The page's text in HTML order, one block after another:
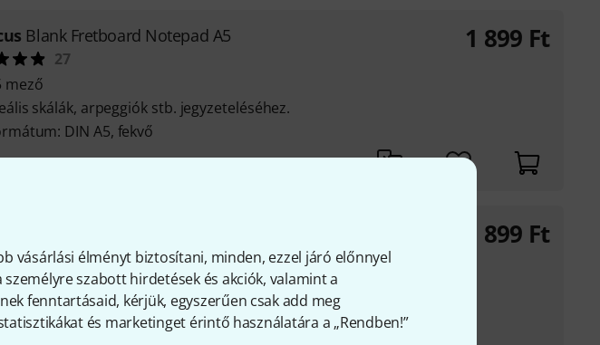
vásárlási élményt biztosítani, minden, ezzel járó előnnyel
szabott hirdetések és akciók, valamint a
fenntartásaid, kérjük, egyszerűen csak add meg
és marketinget érintő használatára a „Rendben!”
Blank Fretboard Notepad A5
27
mező
skálák, arpeggiók stb. jegyzeteléséhez.
DIN A5, fekvő
1 899 Ft
23
akkordok jegyzeteléséhez
A5 fekvő formátum
lap a blokkban
1 899 Ft